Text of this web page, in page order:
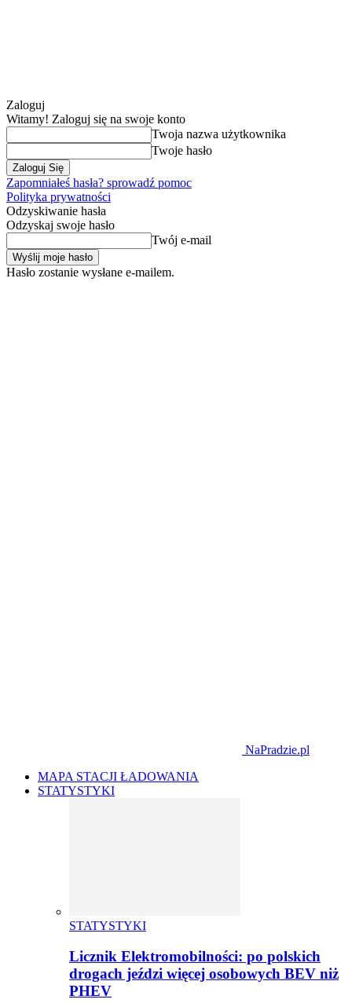
Zaloguj
Witamy! Zaloguj się na swoje konto
Twoja nazwa użytkownika
Twoje hasło
Zapomniałeś hasła? sprowadź pomoc
Polityka prywatności
Odzyskiwanie hasła
Odzyskaj swoje hasło
Twój e-mail
Hasło zostanie wysłane e-mailem.
NaPradzie.pl
MAPA STACJI ŁADOWANIA
STATYSTYKI
STATYSTYKI
Licznik Elektromobilności: po polskich
drogach jeździ więcej osobowych BEV niż
PHEV